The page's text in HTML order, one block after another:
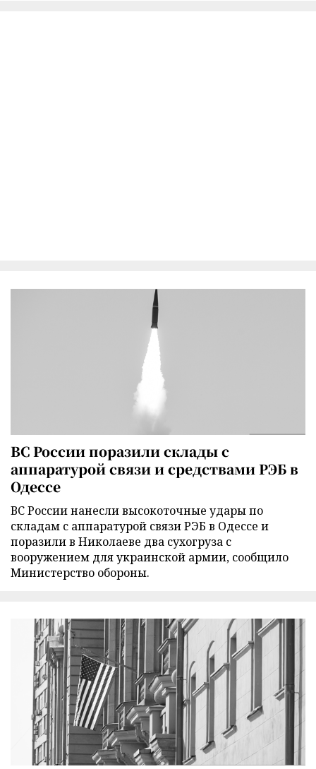
ВС России поразили склады с
аппаратурой связи и средствами РЭБ в
Одессе
ВС России нанесли высокоточные удары по
складам с аппаратурой связи РЭБ в Одессе и
поразили в Николаеве два сухогруза с
вооружением для украинской армии, сообщило
Министерство обороны.